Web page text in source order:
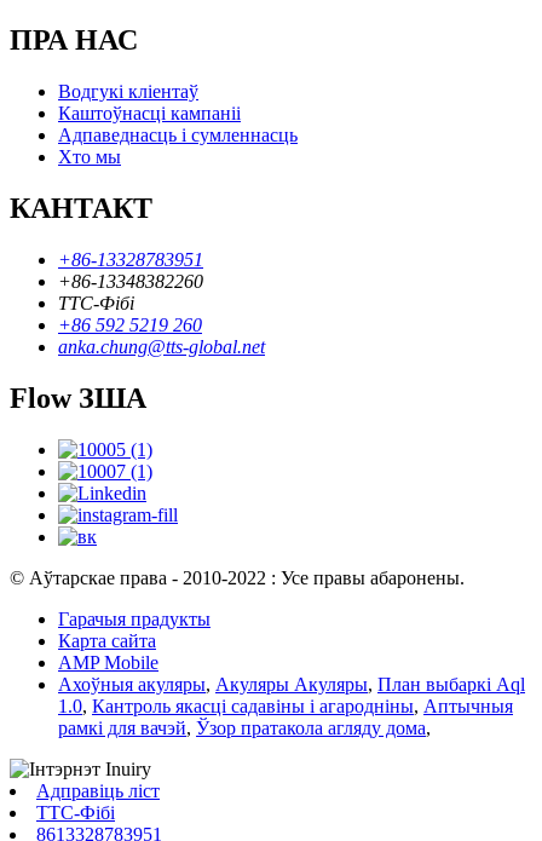
ПРА НАС
Водгукі кліентаў
Каштоўнасці кампаніі
Адпаведнасць і сумленнасць
Хто мы
КАНТАКТ
+86-13328783951
+86-13348382260
ТТС-Фібі
+86 592 5219 260
anka.chung@tts-global.net
Flow ЗША
© Аўтарскае права - 2010-2022 : Усе правы абаронены.
Гарачыя прадукты
Карта сайта
AMP Mobile
Ахоўныя акуляры, Акуляры Акуляры, План выбаркі Aql
1.0, Кантроль якасці садавіны і агародніны, Аптычныя
рамкі для вачэй, Ўзор пратакола агляду дома,
Адправіць ліст
ТТС-Фібі
8613328783951